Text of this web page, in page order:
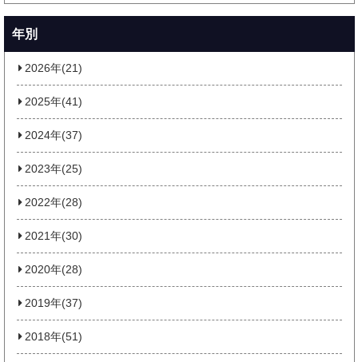
年別
2026年(21)
2025年(41)
2024年(37)
2023年(25)
2022年(28)
2021年(30)
2020年(28)
2019年(37)
2018年(51)